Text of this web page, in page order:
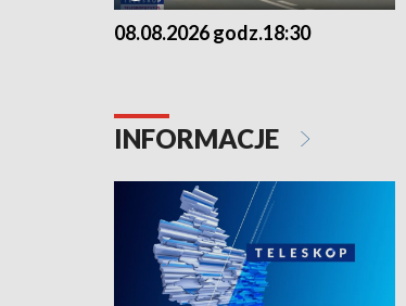
08.08.2026 godz.18:30
INFORMACJE